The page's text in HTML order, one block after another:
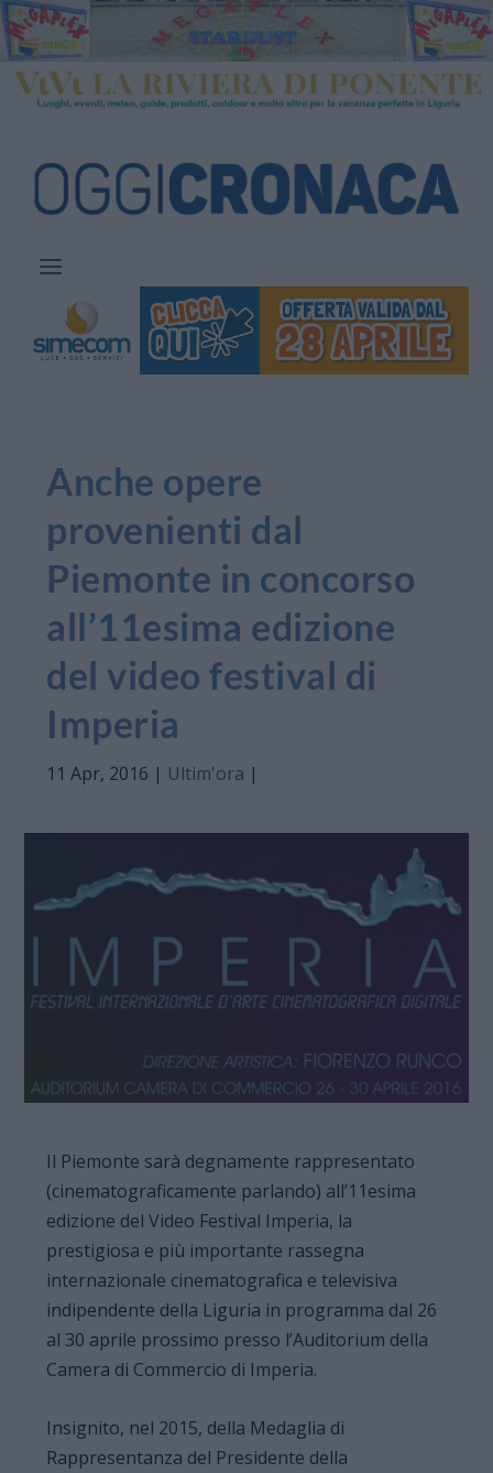
Anche opere
provenienti dal
Piemonte in concorso
all’11esima edizione
del video festival di
Imperia
11 Apr, 2016 | Ultim'ora |
Il Piemonte sarà degnamente rappresentato
(cinematograficamente parlando) all’11esima
edizione del Video Festival Imperia, la
prestigiosa e più importante rassegna
internazionale cinematografica e televisiva
indipendente della Liguria in programma dal 26
al 30 aprile prossimo presso l’Auditorium della
Camera di Commercio di Imperia.
Insignito, nel 2015, della Medaglia di
Rappresentanza del Presidente della